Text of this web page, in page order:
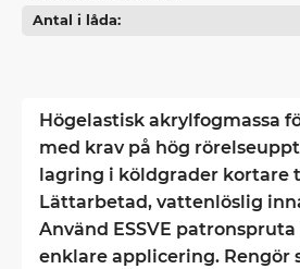
Antal i låda
Högelastisk akrylfogmassa
med krav på hög
lagring i köldgrader kortare
Lättarbetad, vattenlöslig
Använd ESSVE patronspruta
enklare applicering. Rengör